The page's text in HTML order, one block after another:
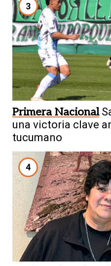
3
Primera Nacional
una victoria clave
tucumano
4